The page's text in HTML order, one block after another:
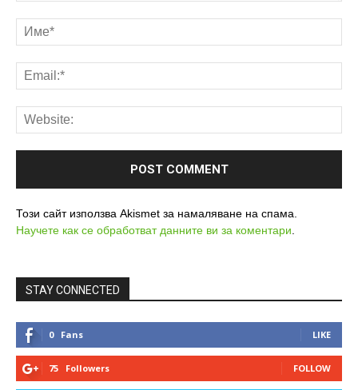
Този сайт използва Akismet за намаляване на спама.
Научете как се обработват данните ви за коментари
STAY CONNECTED
0 Fans LIKE
75 Followers FOLLOW